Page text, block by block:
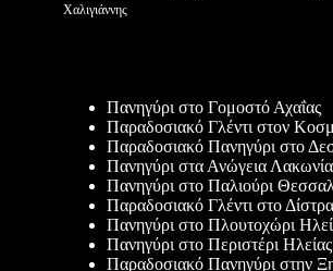
Χαλιγιάννης
Πανηγύρι στο Γομοστό Αχαΐας
Παραδοσιακό Γλέντι στον
Παραδοσιακό Πανηγύρι στο
Πανηγύρι στα Ανώγεια
Πανηγύρι στο Παλιούρι
Παραδοσιακό Γλέντι στο
Πανηγύρι στο Πλουτοχώρι
Πανηγύρι στο Περιστέρι Ηλείας
Παραδοσιακό Πανηγύρι στην